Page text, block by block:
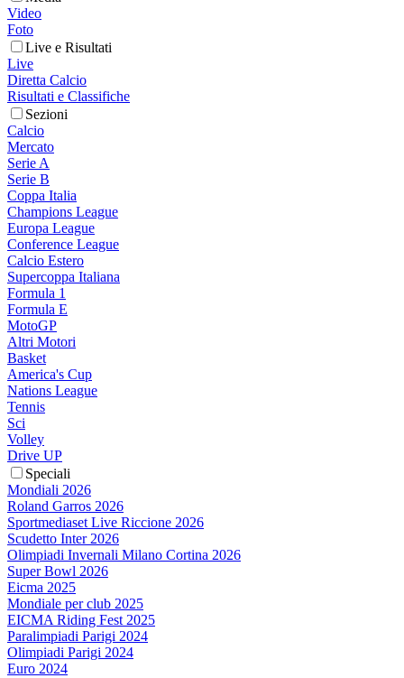
Video
Foto
Live e Risultati
Live
Diretta Calcio
Risultati e Classifiche
Sezioni
Calcio
Mercato
Serie A
Serie B
Coppa Italia
Champions League
Europa League
Conference League
Calcio Estero
Supercoppa Italiana
Formula 1
Formula E
MotoGP
Altri Motori
Basket
America's Cup
Nations League
Tennis
Sci
Volley
Drive UP
Speciali
Mondiali 2026
Roland Garros 2026
Sportmediaset Live Riccione 2026
Scudetto Inter 2026
Olimpiadi Invernali Milano Cortina 2026
Super Bowl 2026
Eicma 2025
Mondiale per club 2025
EICMA Riding Fest 2025
Paralimpiadi Parigi 2024
Olimpiadi Parigi 2024
Euro 2024